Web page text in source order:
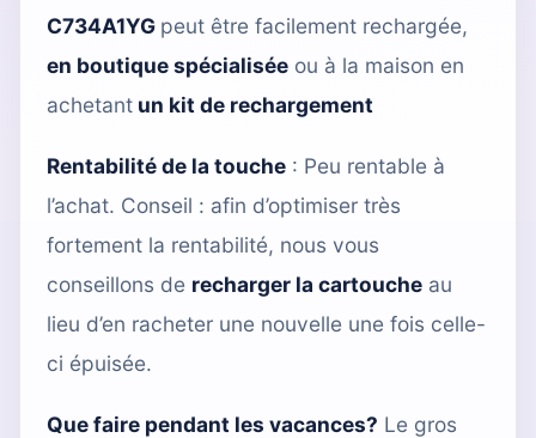
C734A1YG peut être facilement rechargée,
en boutique spécialisée ou à la maison en
achetant un kit de rechargement
Rentabilité de la touche : Peu rentable à
l’achat. Conseil : afin d’optimiser très
fortement la rentabilité, nous vous
conseillons de recharger la cartouche au
lieu d’en racheter une nouvelle une fois celle-
ci épuisée.
Que faire pendant les vacances? Le gros